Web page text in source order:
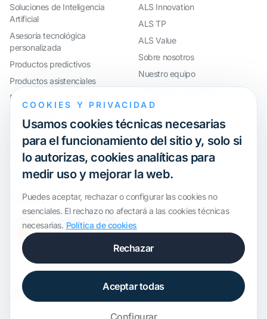
Soluciones de Inteligencia
Artificial
Asesoría tecnológica
personalizada
Productos predictivos
Productos asistenciales
Productos de automatización
financiero avanzado
ERP y control horario a medida
Webinar
ALS Innovation
ALS TP
ALS Value
Sobre nosotros
Nuestro equipo
Trabaja con nosotros
Certificación
COOKIES Y PRIVACIDAD
Usamos cookies técnicas necesarias
para el funcionamiento del sitio y, solo si
lo autorizas, cookies analíticas para
medir uso y mejorar la web.
Puedes aceptar, rechazar o configurar las cookies no
esenciales. El rechazo no afectará a las cookies técnicas
necesarias. Política de cookies
Rechazar
Aceptar todas
Configurar